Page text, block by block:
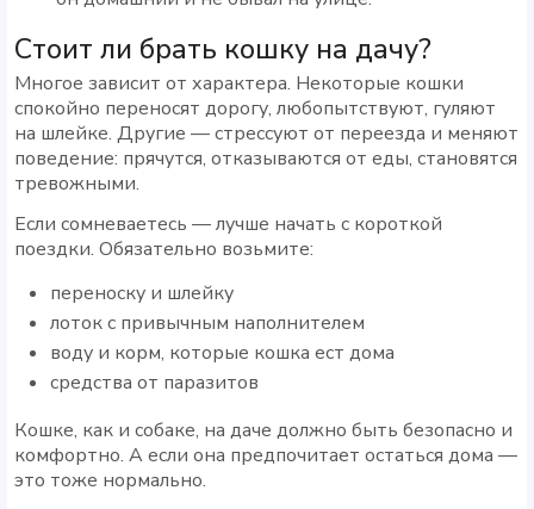
Стоит ли брать кошку на дачу?
Многое зависит от характера. Некоторые кошки
спокойно переносят дорогу, любопытствуют, гуляют
на шлейке. Другие — стрессуют от переезда и меняют
поведение: прячутся, отказываются от еды, становятся
тревожными.
Если сомневаетесь — лучше начать с короткой
поездки. Обязательно возьмите:
переноску и шлейку
лоток с привычным наполнителем
воду и корм, которые кошка ест дома
средства от паразитов
Кошке, как и собаке, на даче должно быть безопасно и
комфортно. А если она предпочитает остаться дома —
это тоже нормально.